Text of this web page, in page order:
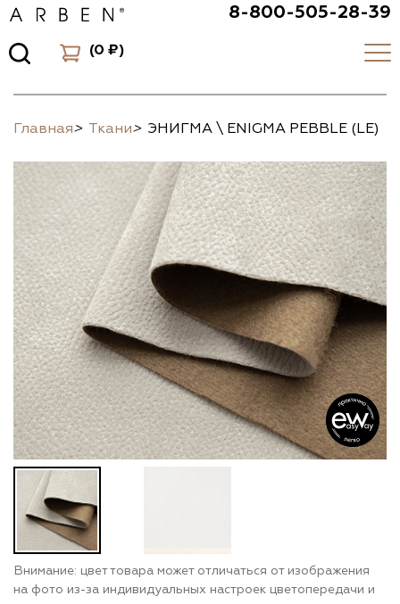
8-800-505-28-39
(0 ₽)
Главная> Ткани> ЭНИГМА \ ENIGMA PEBBLE (LE)
Внимание: цвет товара может отличаться от изображения
на фото из-за индивидуальных настроек цветопередачи и